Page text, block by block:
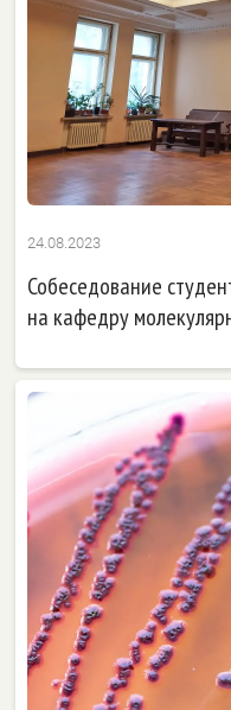
24.08.2023
Собеседование
на кафедру